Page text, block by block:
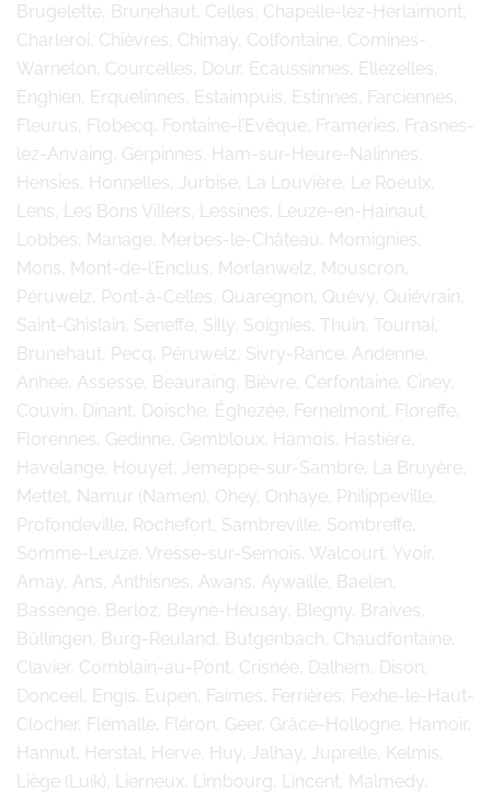
Brugelette, Brunehaut, Celles, Chapelle-lez-Herlaimont,
Charleroi, Chièvres, Chimay, Colfontaine, Comines-
Warneton, Courcelles, Dour, Ecaussinnes, Ellezelles,
Enghien, Erquelinnes, Estaimpuis, Estinnes, Farciennes,
Fleurus, Flobecq, Fontaine-l’Evêque, Frameries, Frasnes-
lez-Anvaing, Gerpinnes, Ham-sur-Heure-Nalinnes,
Hensies, Honnelles, Jurbise, La Louvière, Le Roeulx,
Lens, Les Bons Villers, Lessines, Leuze-en-Hainaut,
Lobbes, Manage, Merbes-le-Château, Momignies,
Mons, Mont-de-l’Enclus, Morlanwelz, Mouscron,
Péruwelz, Pont-à-Celles, Quaregnon, Quévy, Quiévrain,
Saint-Ghislain, Seneffe, Silly, Soignies, Thuin, Tournai,
Brunehaut, Pecq, Péruwelz, Sivry-Rance. Andenne,
Anhée, Assesse, Beauraing, Bièvre, Cerfontaine, Ciney,
Couvin, Dinant, Doische, Éghezée, Fernelmont, Floreffe,
Florennes, Gedinne, Gembloux, Hamois, Hastière,
Havelange, Houyet, Jemeppe-sur-Sambre, La Bruyère,
Mettet, Namur (Namen), Ohey, Onhaye, Philippeville,
Profondeville, Rochefort, Sambreville, Sombreffe,
Somme-Leuze, Vresse-sur-Semois, Walcourt, Yvoir,
Amay, Ans, Anthisnes, Awans, Aywaille, Baelen,
Bassenge, Berloz, Beyne-Heusay, Blegny, Braives,
Büllingen, Burg-Reuland, Butgenbach, Chaudfontaine,
Clavier, Comblain-au-Pont, Crisnée, Dalhem, Dison,
Donceel, Engis, Eupen, Faimes, Ferrières, Fexhe-le-Haut-
Clocher, Flémalle, Fléron, Geer, Grâce-Hollogne, Hamoir,
Hannut, Herstal, Herve, Huy, Jalhay, Juprelle, Kelmis,
Liège (Luik), Lierneux, Limbourg, Lincent, Malmedy,